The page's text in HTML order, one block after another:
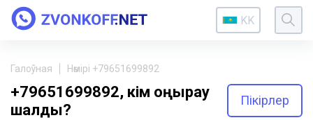
KK
Галоўная Нөмірі +79651699892
+79651699892, кім қоңырау
шалды?
Пікірлер